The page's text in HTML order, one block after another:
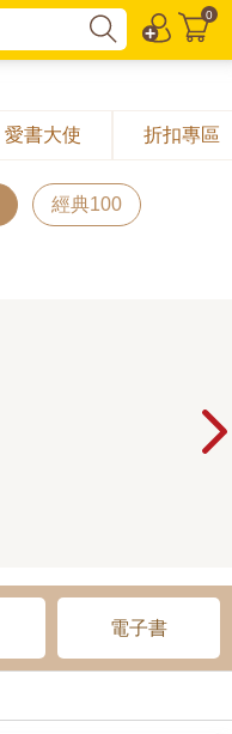
0
愛書大使 折扣專區
經典100
電子書